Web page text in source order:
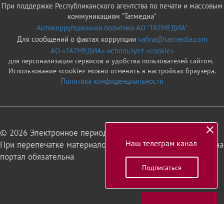
При поддержке Республиканского агентства по печати и массовым
коммуникациям "Татмедиа"
Антикоррупционная политика АО "ТАТМЕДИА"
Для сообщений о фактах коррупции vafina@tatmedia.com
АО «ТАТМЕДИА» использует «cookie»
для персонализации сервисов и удобства пользователей сайтом.
Использование «cookie» можно отменить в настройках браузера.
Политика конфиденциальности
© 2026 Электронное периодическое издание «Татарстан»
При перепечатке материалов или их фрагментов ссылка на
портал обязательна
Наш телеграм канал
Подписаться